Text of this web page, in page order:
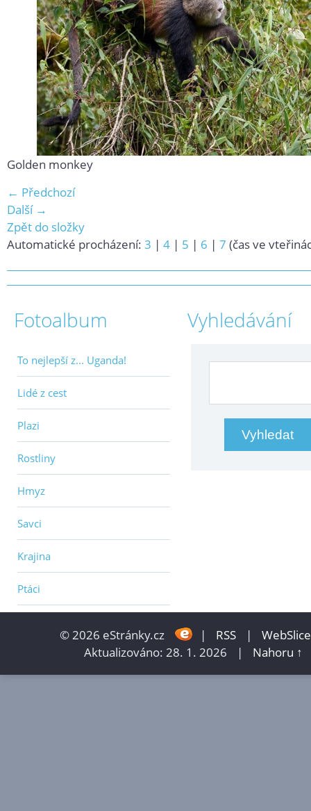
Golden monkey
← Předchozí
Další →
Zpět do složky
Automatické procházení: 3 | 4 | 5 | 6 | 7 (čas ve
Fotoalbum
To nejlepší z... Uganda!
Lidé z cest
Plazi
Rostliny
Hmyz
Savci
Krajina
Ptáci
Vyhledávání
© 2026 eStránky.cz | RSS |
WebSlice
Aktualizováno: 28. 1. 2026
| Nahoru ↑